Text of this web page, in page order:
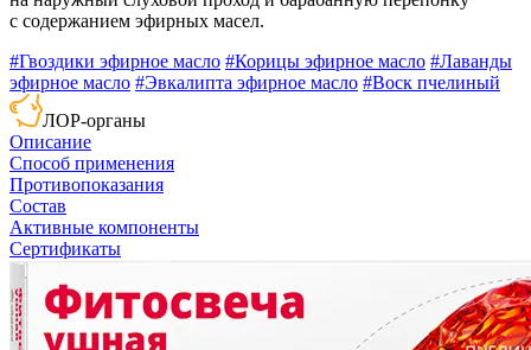
с содержанием эфирных масел.
#Гвоздики эфирное масло #Корицы эфирное масло #Лаванды
эфирное масло #Эвкалипта эфирное масло #Воск пчелиный
ЛОР-органы
Описание
Способ применения
Противопоказания
Состав
Активные компоненты
Сертификаты